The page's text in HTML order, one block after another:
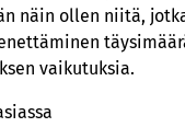
näin ollen niitä,
vaikutuksia.